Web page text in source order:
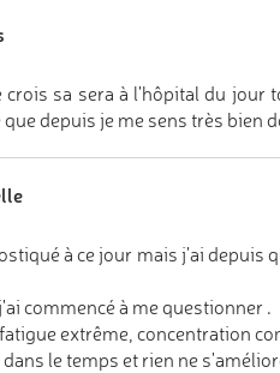
sa sera à l'hôpital du
depuis je me sens très bien
à ce jour mais j'ai
commencé à me questionner .
extrême, concentration
le temps et rien ne